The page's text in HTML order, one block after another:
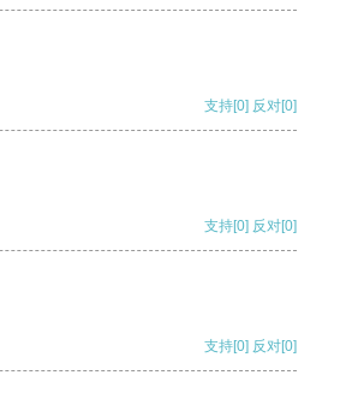
支持[0] 反对[0]
支持[0] 反对[0]
支持[0] 反对[0]